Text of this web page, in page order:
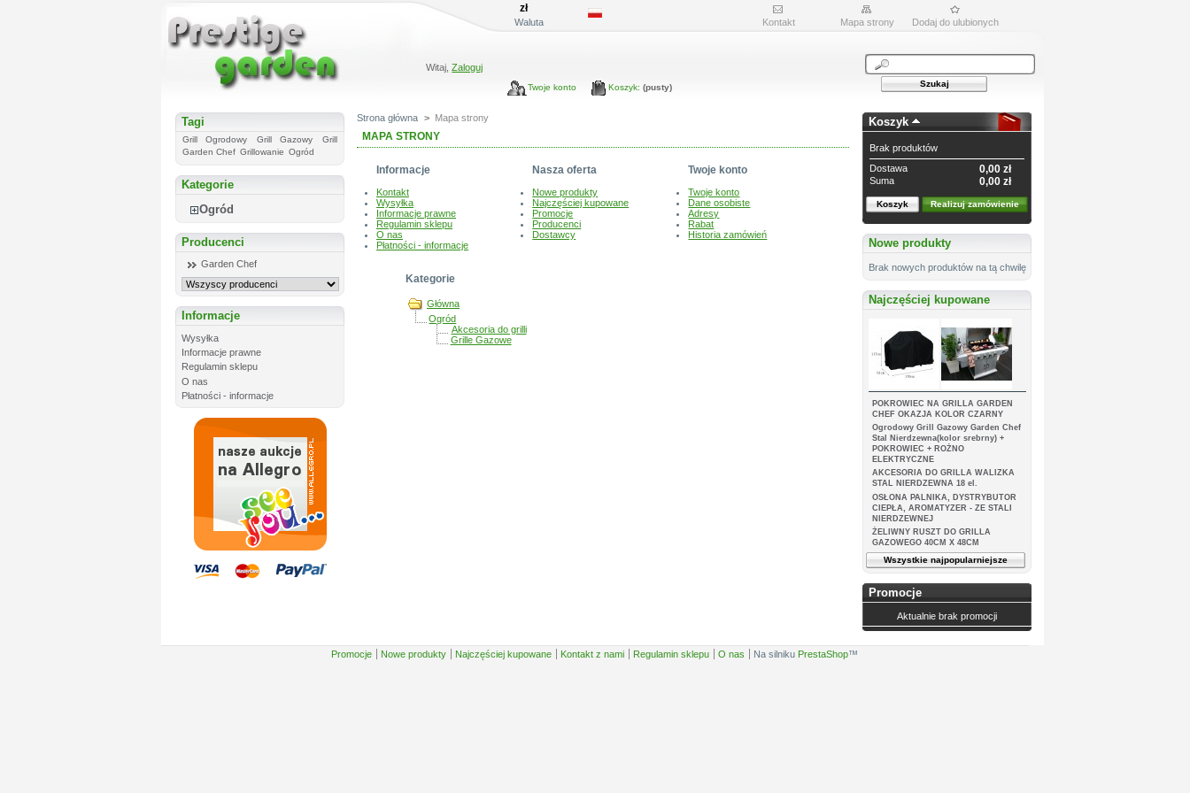
zł
Waluta Kontakt Mapa strony Dodaj do ulubionych
Witaj,Zaloguj
Koszyk: (pusty)
Twoje konto
Tagi
Grill Ogrodowy Grill Gazowy
Grill
Garden Chef Grillowanie Ogród
Kategorie
Ogród
Producenci
Garden Chef
Informacje
Wysyłka
Informacje prawne
Regulamin sklepu
O nas
Płatności - informacje
Strona główna > Mapa strony
MAPA STRONY
Informacje
Kontakt
Wysyłka
Informacje prawne
Regulamin sklepu
O nas
Płatności - informacje
Nasza oferta
Nowe produkty
Najczęściej kupowane
Promocje
Producenci
Dostawcy
Twoje konto
Twoje konto
Dane osobiste
Adresy
Rabat
Historia zamówień
Kategorie
Główna
Ogród
Akcesoria do grilli
Grille Gazowe
Koszyk
Brak produktów
Dostawa
0,00 zł
Suma 0,00 zł
Koszyk Realizuj zamówienie
Nowe produkty
Brak nowych produktów na tą chwilę
Najczęściej kupowane
POKROWIEC NA GRILLA GARDEN
CHEF OKAZJA KOLOR CZARNY
Ogrodowy Grill Gazowy Garden Chef
Stal Nierdzewna(kolor srebrny) +
POKROWIEC + ROŻNO
ELEKTRYCZNE
AKCESORIA DO GRILLA WALIZKA
STAL NIERDZEWNA 18 el.
OSŁONA PALNIKA, DYSTRYBUTOR
CIEPŁA, AROMATYZER - ZE STALI
NIERDZEWNEJ
ŻELIWNY RUSZT DO GRILLA
GAZOWEGO 40CM X 48CM
Wszystkie najpopularniejsze
Promocje
Aktualnie brak promocji
Promocje Nowe produkty Najczęściej kupowane Kontakt z nami Regulamin sklepu O nas Na silniku PrestaShop™